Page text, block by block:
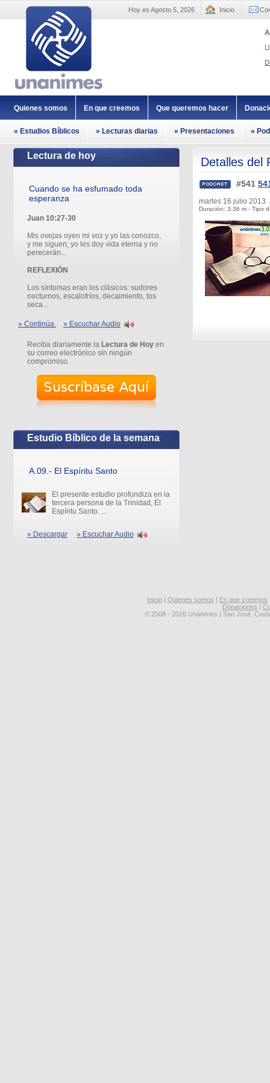
Hoy es Agosto 5, 2026 Inicio
Quienes somos En que creemos Que queremos hacer
» Estudios Bíblicos » Lecturas diarias » Presentaciones »
Lectura de hoy
Cuando se ha esfumado toda
esperanza
Juan 10:27-30
Mis ovejas oyen mi voz y yo las conozco,
y me siguen; yo les doy vida eterna y no
perecerán...
REFLEXIÓN
Los síntomas eran los clásicos: sudores
nocturnos, escalofríos, decaimiento, tos
seca...
» Continúa » Escuchar Audio
Reciba diariamente la Lectura de Hoy en
su correo electrónico sin ningún
compromiso.
Estudio Bíblico de la semana
A.09.- El Espíritu Santo
El presente estudio profundiza en la
tercera persona de la Trinidad, El
Espíritu Santo. ...
» Descargar » Escuchar Audio
Detalles del
#541
martes 16 julio 2013
Duración: 3:36 m - Tipo
Inicio | Quienes somos | En que creemos
Donaciones |
© 2008 - 2026 Unánimes | San José,